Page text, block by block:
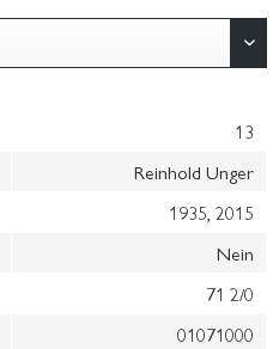
13
Reinhold Unger
1935, 2015
Nein
71 2/0
01071000